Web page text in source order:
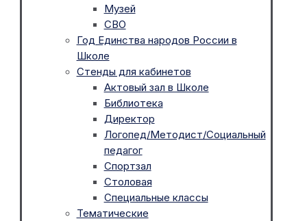
Музей
СВО
Год Единства народов России в
Школе
Стенды для кабинетов
Актовый зал в Школе
Библиотека
Директор
Логопед/Методист/Социальный
педагог
Спортзал
Столовая
Специальные классы
Тематические